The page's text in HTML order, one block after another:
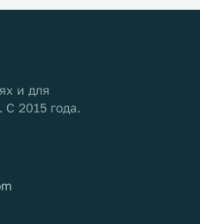
и для
С 2015 года.